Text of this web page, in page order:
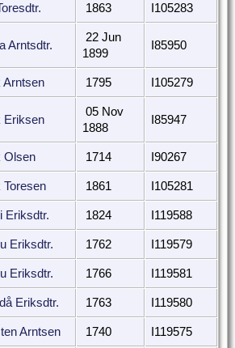
1863 I105283
Arntsdtr.
22 Jun
1899
I85950
Arntsen 1795 I105279
Eriksen
05 Nov
1888
I85947
Olsen 1714 I90267
Toresen 1861 I105281
Eriksdtr. 1824 I119588
Eriksdtr. 1762 I119579
Eriksdtr. 1766 I119581
Eriksdtr. 1763 I119580
Arntsen 1740 I119575